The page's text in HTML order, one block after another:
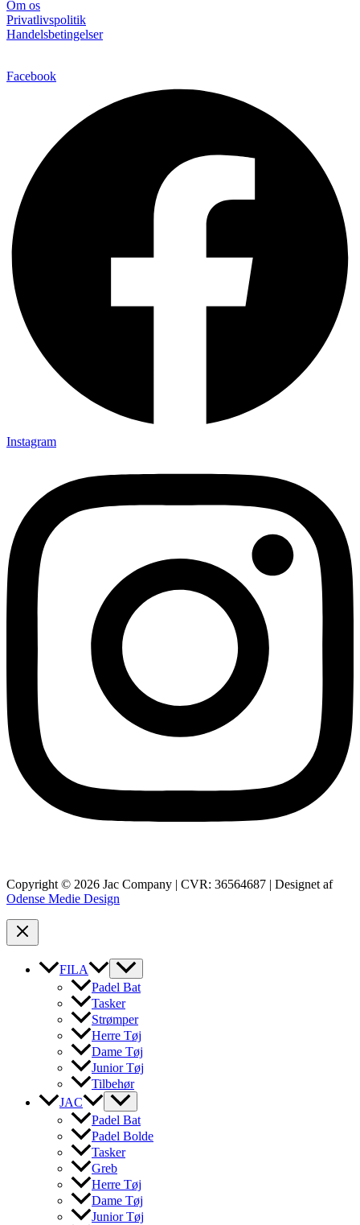
Om os
Privatlivspolitik
Handelsbetingelser
Facebook
Instagram
Copyright © 2026 Jac Company | CVR: 36564687 | Designet af
Odense Medie Design
FILA
Padel Bat
Tasker
Strømper
Herre Tøj
Dame Tøj
Junior Tøj
Tilbehør
JAC
Padel Bat
Padel Bolde
Tasker
Greb
Herre Tøj
Dame Tøj
Junior Tøj